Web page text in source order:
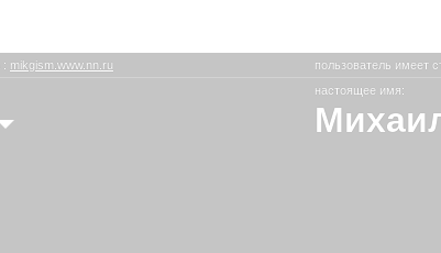
: mikgism.www.nn.ru пользователь имеет
настоящее имя: